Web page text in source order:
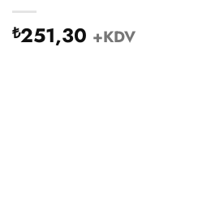
₺251,30 +KDV